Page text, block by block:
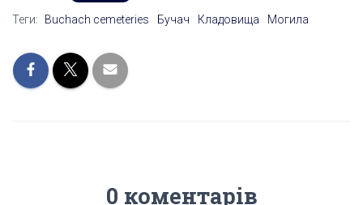
Теги: Buchach cemeteries Бучач Кладовища Могила
0 коментарів